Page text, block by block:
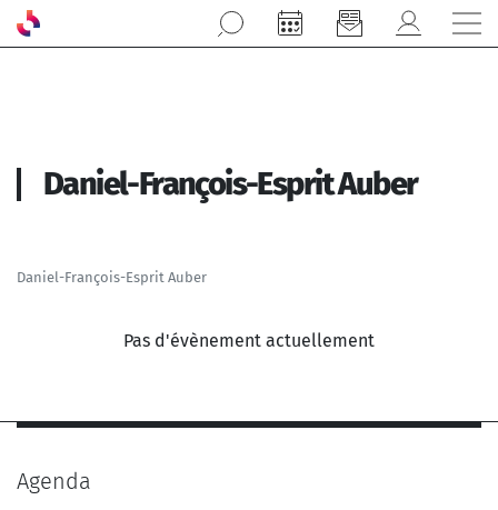
Aller au contenu principal
Daniel-François-Esprit Auber
Daniel-François-Esprit Auber
Pas d'évènement actuellement
Agenda